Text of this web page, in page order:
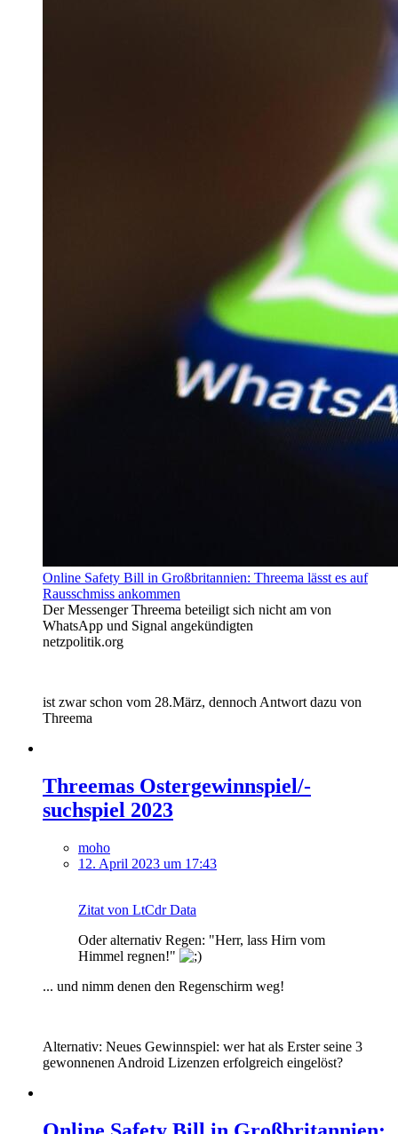
Online Safety Bill in Großbritannien: Threema lässt es auf
Rausschmiss ankommen
Der Messenger Threema beteiligt sich nicht am von
WhatsApp und Signal angekündigten
netzpolitik.org
ist zwar schon vom 28.März, dennoch Antwort dazu von
Threema
Threemas Ostergewinnspiel/-
suchspiel 2023
moho
12. April 2023 um 17:43
Zitat von LtCdr Data
Oder alternativ Regen: "Herr, lass Hirn vom
Himmel regnen!"
... und nimm denen den Regenschirm weg!
Alternativ: Neues Gewinnspiel: wer hat als Erster seine 3
gewonnenen Android Lizenzen erfolgreich eingelöst?